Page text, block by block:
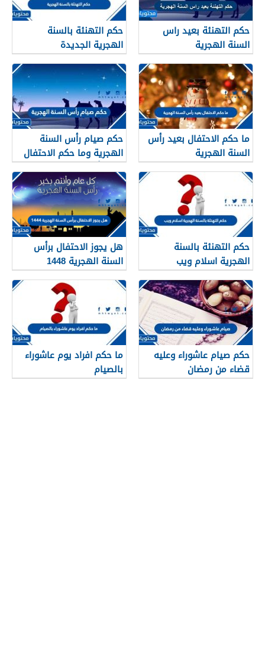
حكم التهنئة بعيد راس
السنة الهجرية
حكم التهنئة بالسنة
الهجرية الجديدة
ما حكم الاحتفال بعيد رأس
السنة الهجرية
حكم صيام رأس السنة
الهجرية وما حكم الاحتفال
بعيد رأس السنه الهجريه
حكم التهنئة بالسنة
الهجرية اسلام ويب
هل يجوز الاحتفال برأس
السنة الهجرية 1448
حكم صيام عاشوراء وعليه
قضاء من رمضان
ما حكم افراد يوم عاشوراء
بالصيام